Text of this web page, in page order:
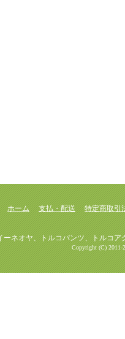
ホーム 支払・配送 特定商取引
ヤ、トルコパンツ、トルコアク
Copyright (C) 2011-